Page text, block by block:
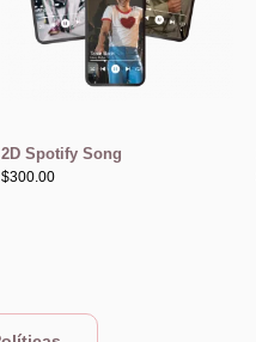
2D Spotify Song
$300.00